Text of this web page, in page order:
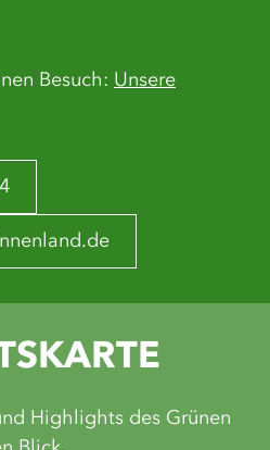
Besuch: Unsere
Highlights des Grünen